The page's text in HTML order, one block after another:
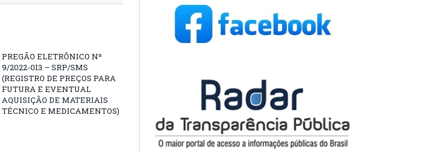
PREGÃO ELETRÔNICO Nº
9/2022-013 – SRP/SMS
(REGISTRO DE PREÇOS PARA
FUTURA E EVENTUAL
AQUISIÇÃO DE MATERIAIS
TÉCNICO E MEDICAMENTOS)